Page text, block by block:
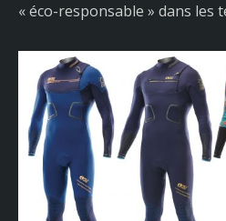
« éco-responsable » dans les